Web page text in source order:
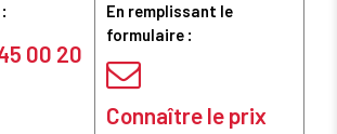
00 20
En remplissant le
formulaire :
Connaître le prix